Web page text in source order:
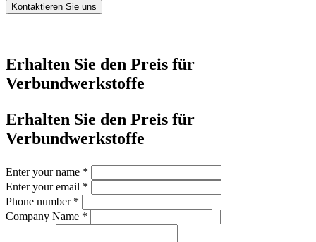
Kontaktieren Sie uns
Erhalten Sie den Preis für
Verbundwerkstoffe
Erhalten Sie den Preis für
Verbundwerkstoffe
Enter your name *
Enter your email *
Phone number *
Company Name *